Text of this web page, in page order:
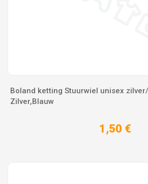
Boland ketting Stuurwiel unisex
Zilver,Blauw
1,50 €